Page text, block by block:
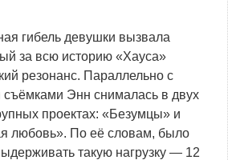
гибель девушки вызвала
за всю историю «Хауса»
резонанс. Параллельно с
Энн снималась в двух
проектах: «Безумцы» и
любовь». По её словам, было
такую нагрузку — 12